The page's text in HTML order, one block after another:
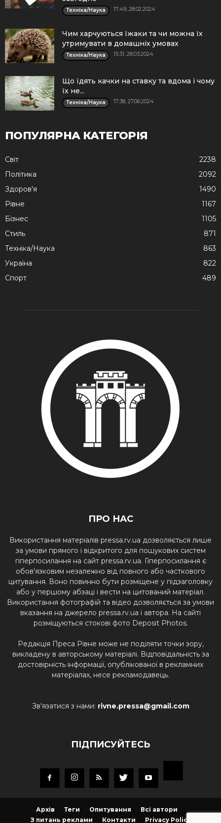
Техніка/Наука 17:49, 28.02.2024
Чим харчуються їжаки та чи можна їх
утримувати в домашніх умовах
Техніка/Наука 15:31, 28.03.2024
Що їдять качки на ставку та вдома і чому
їх не...
Техніка/Наука 17:38, 27.06.2024
ПОПУЛЯРНА КАТЕГОРІЯ
Cвіт
2238
Політика
2092
Здоров'я
1490
Рівне
1167
Бізнес
1105
Стиль
871
Техніка/Наука
863
Україна
822
Спорт
489
ПРО НАС
Використання матеріалів pressa.rv.ua дозволяється лише
за умови прямого і відкритого для пошукових систем
гіперпосилання на сайт pressa.rv.ua. Гіперпосилання є
обов'язковим незалежно від повного або часткового
цитування. Воно повинно бути розміщене у підзаголовку
або у першому абзаці і вести на цитований матеріал.
Використання фотографій та відео дозволяється за умови
вказання на джерело pressa.rv.ua і автора. На сайті
розміщуються стокові фото Deposit Photos.
Редакція Преса Рівне може не поділяти точки зору,
викладену в авторському матеріалі. Відповідальність за
достовірність інформації, опублікованої в рекламних
матеріалах, несе рекламодавець.
Зв'язатися з нами: rivne.pressa@gmail.com
ПІДПИСУЙТЕСЬ
Архів Теги Опитування
Всі автори
З питань реклами
Контакти Privacy Policy